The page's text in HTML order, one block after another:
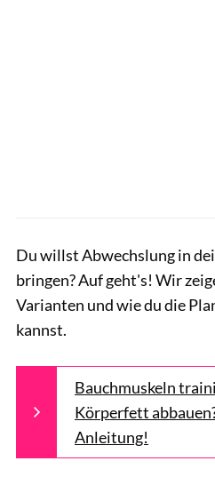
Du willst Abwechslung in
bringen? Auf geht's! Wir
Varianten und wie du die
kannst.
Bauchmuskeln
Körperfett
Anleitung!